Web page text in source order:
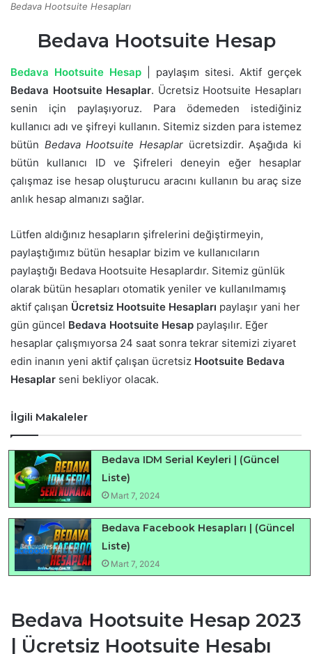
Bedava Hootsuite Hesapları
Bedava Hootsuite Hesap
Bedava Hootsuite Hesap | paylaşım sitesi. Aktif gerçek
Bedava Hootsuite Hesaplar. Ücretsiz Hootsuite Hesapları
senin için paylaşıyoruz. Para ödemeden istediğiniz
kullanıcı adı ve şifreyi kullanın. Sitemiz sizden para istemez
bütün Bedava Hootsuite Hesaplar ücretsizdir. Aşağıda ki
bütün kullanıcı ID ve Şifreleri deneyin eğer hesaplar
çalışmaz ise hesap oluşturucu aracını kullanın bu araç size
anlık hesap almanızı sağlar.
Lütfen aldığınız hesapların şifrelerini değiştirmeyin,
paylaştığımız bütün hesaplar bizim ve kullanıcıların
paylaştığı Bedava Hootsuite Hesaplardır. Sitemiz günlük
olarak bütün hesapları otomatik yeniler ve kullanılmamış
aktif çalışan Ücretsiz Hootsuite Hesapları paylaşır yani her
gün güncel Bedava Hootsuite Hesap paylaşılır. Eğer
hesaplar çalışmıyorsa 24 saat sonra tekrar sitemizi ziyaret
edin inanın yeni aktif çalışan ücretsiz Hootsuite Bedava
Hesaplar seni bekliyor olacak.
İlgili Makaleler
Bedava IDM Serial Keyleri | (Güncel
Liste)
Mart 7, 2024
Bedava Facebook Hesapları | (Güncel
Liste)
Mart 7, 2024
Bedava Hootsuite Hesap 2023
| Ücretsiz Hootsuite Hesabı